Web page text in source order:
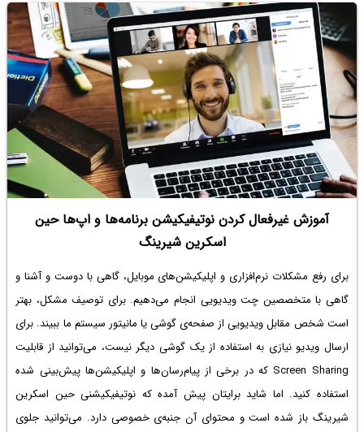
آموزش غیرفعال کردن نوتیفیکیشن برنامه‌ها و اپ‌ها حین
اسکرین شیرینگ
برای رفع مشکلات نرم‌افزاری و اپلیکیشن‌های موبایل، گاهی با دوست و آشنا و
گاهی با متخصصین چت ویدیویی انجام می‌دهیم. برای توصیف مشکل، بهتر
است شخص مقابل ویدیویی از صفحه‌ی گوشی یا مانیتور سیستم ما ببیند. برای
ارسال ویدیو نیازی به استفاده از یک گوشی دیگر نیست، می‌توانید از قابلیت
Screen Sharing که در برخی از پیام‌رسان‌ها و اپلیکیشن‌ها پیش‌بینی شده
استفاده کنید. اما شاید برایتان پیش آمده که نوتیفیکیشنی حین اسکرین
شیرینگ باز شده است و محتوای آن جنبه‌ی خصوصی دارد. می‌توانید جلوی